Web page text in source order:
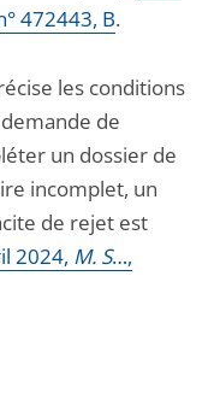
472443, B.
les conditions
de
un dossier de
incomplet, un
de rejet est
2024, M. S…,